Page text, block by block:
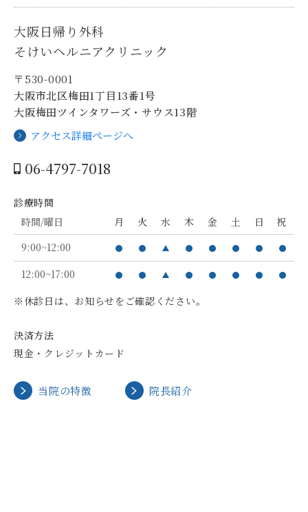
大阪日帰り外科
そけいヘルニアクリニック
〒530-0001
大阪市北区梅田1丁目13番1号
大阪梅田ツインタワーズ・サウス13階
アクセス詳細ページへ
06-4797-7018
診療時間
時間/曜日
月 火 水 木 金 土 日
祝
9:00~12:00
12:00~17:00
※休診日は、お知らせをご確認ください。
決済方法
現金・クレジットカード
当院の特徴 院長紹介